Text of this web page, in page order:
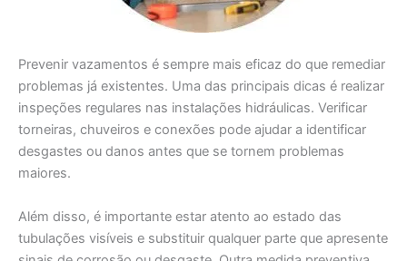
Prevenir vazamentos é sempre mais eficaz do que remediar
problemas já existentes. Uma das principais dicas é realizar
inspeções regulares nas instalações hidráulicas. Verificar
torneiras, chuveiros e conexões pode ajudar a identificar
desgastes ou danos antes que se tornem problemas
maiores.
Além disso, é importante estar atento ao estado das
tubulações visíveis e substituir qualquer parte que apresente